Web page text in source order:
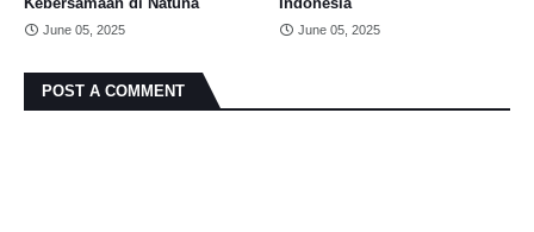
June 05, 2025 June 05, 2025
POST A COMMENT